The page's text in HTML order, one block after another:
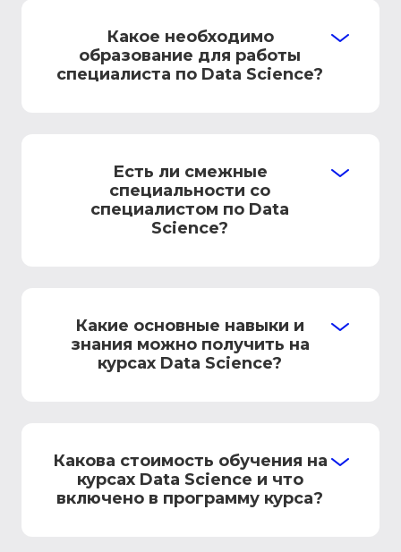
Какое необходимо
образование для работы
специалиста по Data Science?
Есть ли смежные
специальности со
специалистом по Data
Science?
Какие основные навыки и
знания можно получить на
курсах Data Science?
Какова стоимость обучения на
курсах Data Science и что
включено в программу курса?